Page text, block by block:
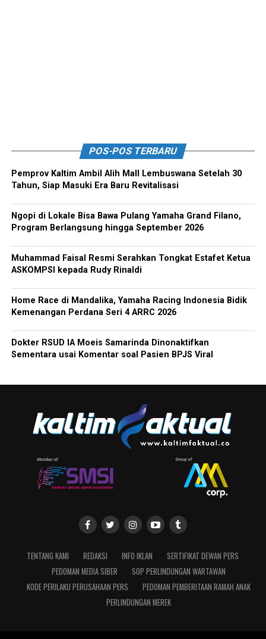
POS-POS TERBARU
Pemprov Kaltim Ambil Alih Mall Lembuswana Setelah 30
Tahun, Siap Masuki Era Baru Revitalisasi
Ngopi di Lokale Bisa Bawa Pulang Yamaha Grand Filano,
Program Berlangsung hingga September 2026
Muhammad Faisal Resmi Serahkan Tongkat Estafet Ketua
ASKOMPSI kepada Rudy Rinaldi
Home Race di Mandalika, Yamaha Racing Indonesia Bidik
Kemenangan Perdana Seri 4 ARRC 2026
Dokter RSUD IA Moeis Samarinda Dinonaktifkan
Sementara usai Komentar soal Pasien BPJS Viral
TENTANG KAMI REDAKSI INFO IKLAN
SERTIFIKAT DEWAN PERS
PEDOMAN MEDIA SIBER
SOP PERLINDUNGAN WARTAWAN
KODE PERILAKU PERUSAHAAN PERS
PEDOMAN PEMBERITAAN RAMAH ANAK
PERLINDUNGAN MEREK